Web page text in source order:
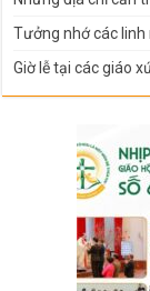
Tưởng nhớ các linh
Giờ lễ tại các giáo